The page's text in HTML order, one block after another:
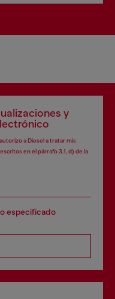
y
a Diesel a tratar mis
en el párrafo 3.1, d) de la
especificado